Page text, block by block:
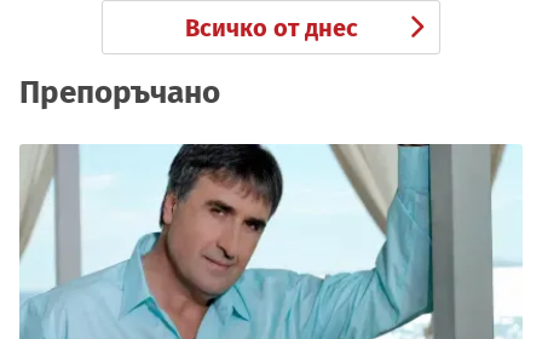
Всичко от днес
Препоръчано